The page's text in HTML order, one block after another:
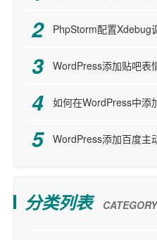
PhpStorm配置Xdebug
WordPress添加贴吧表
如何在WordPress中添
WordPress添加百度主
分类列表 CATEGORY